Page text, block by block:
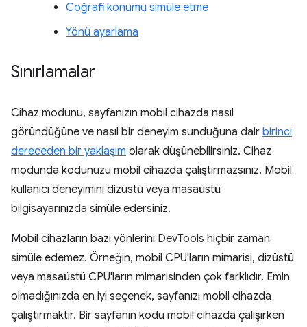
Coğrafi konumu simüle etme
Yönü ayarlama
Sınırlamalar
Cihaz modunu, sayfanızın mobil cihazda nasıl
göründüğüne ve nasıl bir deneyim sunduğuna dair birinci
dereceden bir yaklaşım olarak düşünebilirsiniz. Cihaz
modunda kodunuzu mobil cihazda çalıştırmazsınız. Mobil
kullanıcı deneyimini dizüstü veya masaüstü
bilgisayarınızda simüle edersiniz.
Mobil cihazların bazı yönlerini DevTools hiçbir zaman
simüle edemez. Örneğin, mobil CPU'ların mimarisi, dizüstü
veya masaüstü CPU'ların mimarisinden çok farklıdır. Emin
olmadığınızda en iyi seçenek, sayfanızı mobil cihazda
çalıştırmaktır. Bir sayfanın kodu mobil cihazda çalışırken